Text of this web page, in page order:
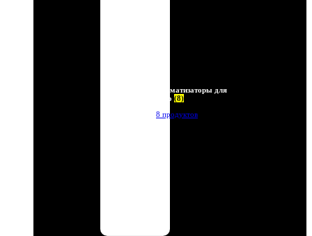
Ароматизаторы для
авто (8)
8 продуктов